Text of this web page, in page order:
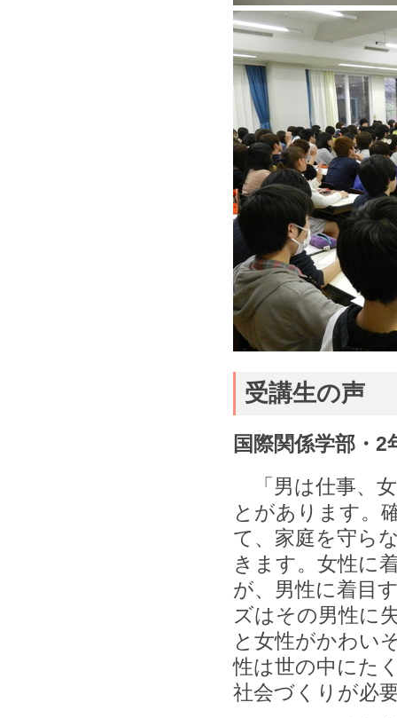
受講生の声
国際関係学部・2
「男は仕事、
とがあります。
て、家庭を守ら
きます。女性に
が、男性に着目
ズはその男性に
と女性がかわい
性は世の中にた
社会づくりが必